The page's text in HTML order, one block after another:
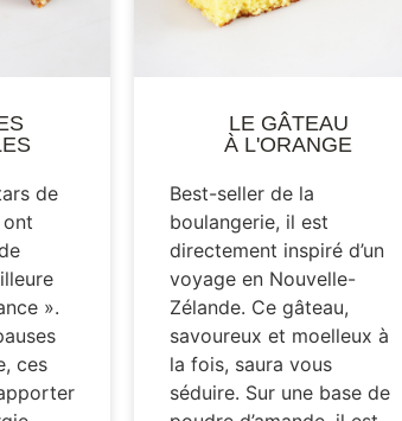
de
».
ces
LE GÂTEAU
À L'ORANGE
Best-seller de la
boulangerie, il est
directement inspiré d’un
voyage en Nouvelle-
Zélande. Ce gâteau,
savoureux et moelleux à
la fois, saura vous
séduire. Sur une base de